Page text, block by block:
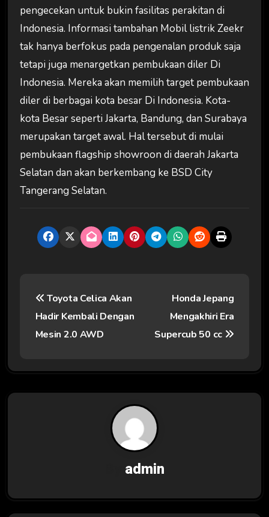
pengecekan untuk bukin fasilitas perakitan di
Indonesia. Informasi tambahan Mobil listrik Zeekr
tak hanya berfokus pada pengenalan produk saja
tetapi juga menargetkan pembukaan diler Di
Indonesia. Mereka akan memilih target pembukaan
diler di berbagai kota besar Di Indonesia. Kota-
kota Besar seperti Jakarta, Bandung, dan Surabaya
merupakan target awal. Hal tersebut di mulai
pembukaan flagship showroon di daerah Jakarta
Selatan dan akan berkembang ke BSD City
Tangerang Selatan.
o
Toyota Celica Akan
Hadir Kembali Dengan
Mesin 2.0 AWD
Honda Jepang
Mengakhiri Era
Supercub 50 cc
admin